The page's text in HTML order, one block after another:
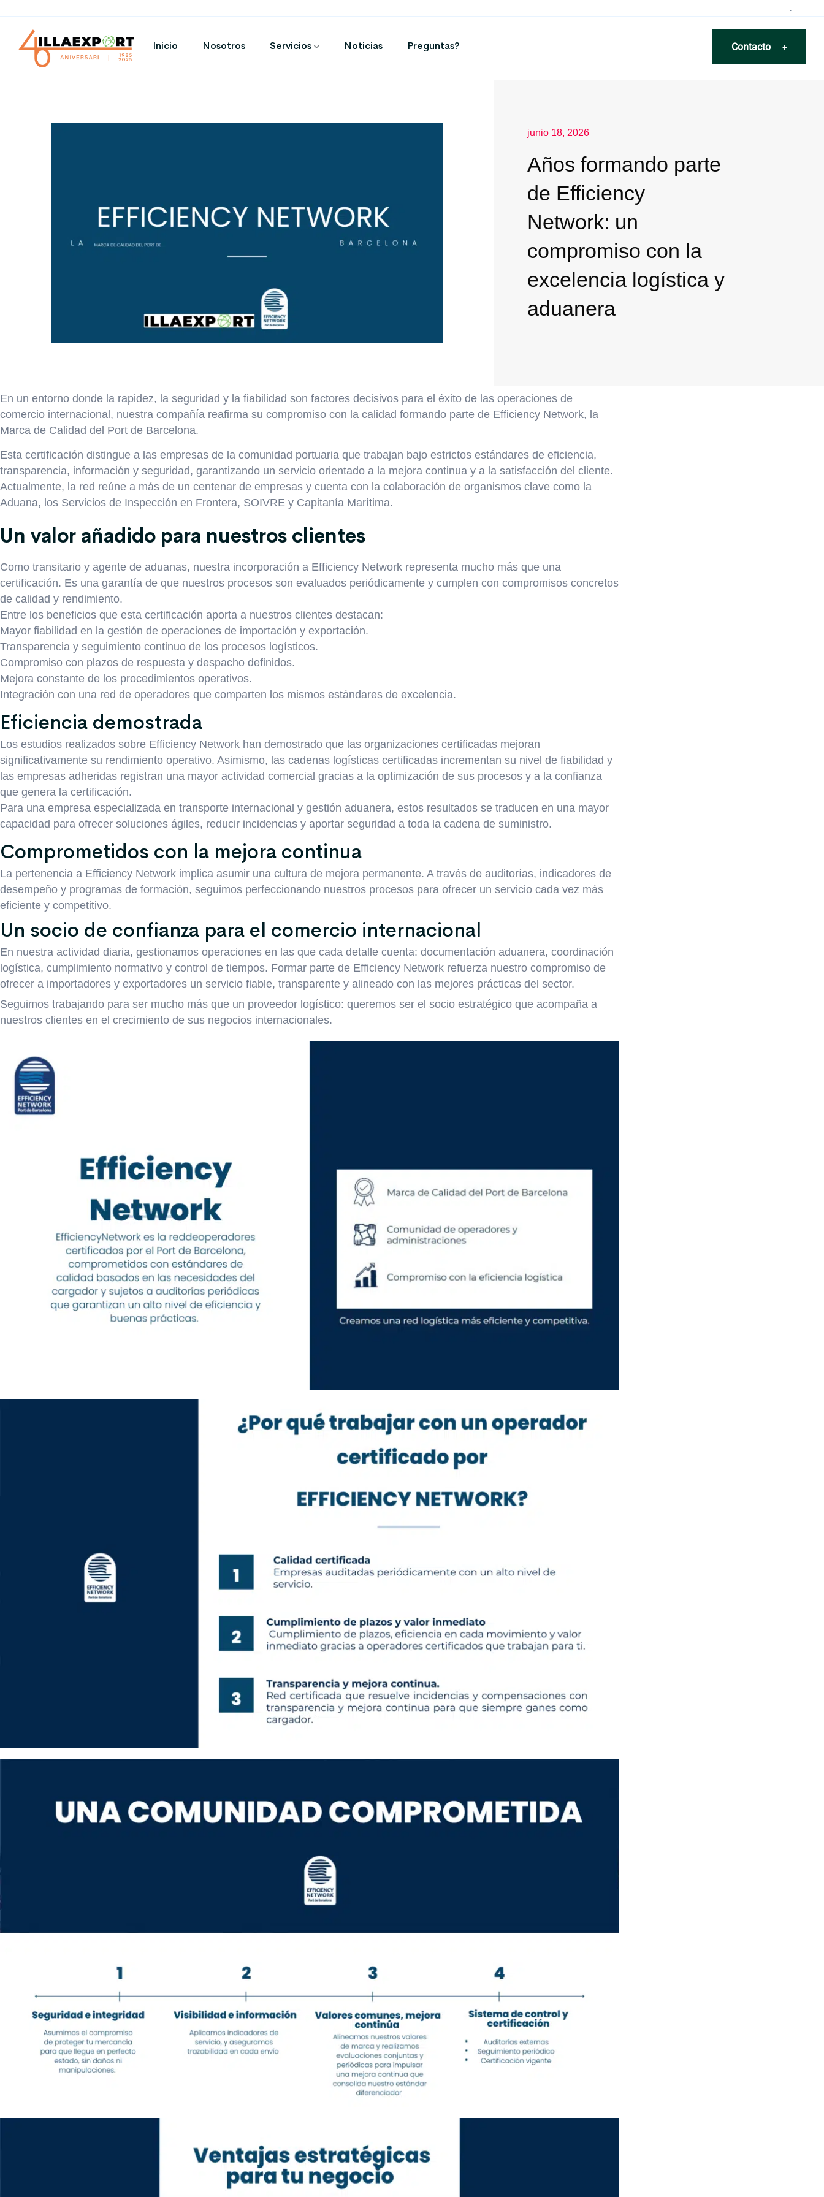
.
Inicio Nosotros Servicios Noticias Preguntas? Contacto +
junio 18, 2026
Años formando parte
de Efficiency
Network: un
compromiso con la
excelencia logística y
aduanera
En un entorno donde la rapidez, la seguridad y la fiabilidad son factores decisivos para el éxito de las operaciones de
comercio internacional, nuestra compañía reafirma su compromiso con la calidad formando parte de Efficiency Network, la
Marca de Calidad del Port de Barcelona.
Esta certificación distingue a las empresas de la comunidad portuaria que trabajan bajo estrictos estándares de eficiencia,
transparencia, información y seguridad, garantizando un servicio orientado a la mejora continua y a la satisfacción del cliente.
Actualmente, la red reúne a más de un centenar de empresas y cuenta con la colaboración de organismos clave como la
Aduana, los Servicios de Inspección en Frontera, SOIVRE y Capitanía Marítima.
Un valor añadido para nuestros clientes
Como transitario y agente de aduanas, nuestra incorporación a Efficiency Network representa mucho más que una
certificación. Es una garantía de que nuestros procesos son evaluados periódicamente y cumplen con compromisos concretos
de calidad y rendimiento.
Entre los beneficios que esta certificación aporta a nuestros clientes destacan:
Mayor fiabilidad en la gestión de operaciones de importación y exportación.
Transparencia y seguimiento continuo de los procesos logísticos.
Compromiso con plazos de respuesta y despacho definidos.
Mejora constante de los procedimientos operativos.
Integración con una red de operadores que comparten los mismos estándares de excelencia.
Eficiencia demostrada
Los estudios realizados sobre Efficiency Network han demostrado que las organizaciones certificadas mejoran
significativamente su rendimiento operativo. Asimismo, las cadenas logísticas certificadas incrementan su nivel de fiabilidad y
las empresas adheridas registran una mayor actividad comercial gracias a la optimización de sus procesos y a la confianza
que genera la certificación.
Para una empresa especializada en transporte internacional y gestión aduanera, estos resultados se traducen en una mayor
capacidad para ofrecer soluciones ágiles, reducir incidencias y aportar seguridad a toda la cadena de suministro.
Comprometidos con la mejora continua
La pertenencia a Efficiency Network implica asumir una cultura de mejora permanente. A través de auditorías, indicadores de
desempeño y programas de formación, seguimos perfeccionando nuestros procesos para ofrecer un servicio cada vez más
eficiente y competitivo.
Un socio de confianza para el comercio internacional
En nuestra actividad diaria, gestionamos operaciones en las que cada detalle cuenta: documentación aduanera, coordinación
logística, cumplimiento normativo y control de tiempos. Formar parte de Efficiency Network refuerza nuestro compromiso de
ofrecer a importadores y exportadores un servicio fiable, transparente y alineado con las mejores prácticas del sector.
Seguimos trabajando para ser mucho más que un proveedor logístico: queremos ser el socio estratégico que acompaña a
nuestros clientes en el crecimiento de sus negocios internacionales.